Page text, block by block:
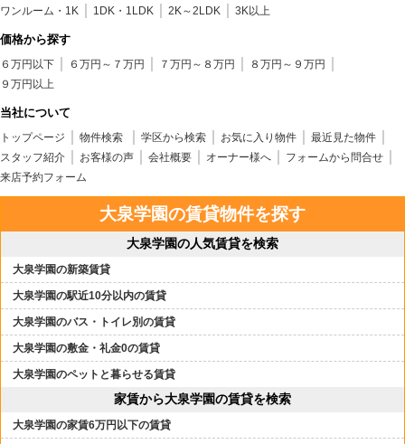
ワンルーム・1K 1DK・1LDK 2K～2LDK 3K以上
価格から探す
６万円以下 ６万円～７万円 ７万円～８万円
８万円～９万円
９万円以上
当社について
トップページ 物件検索 学区から検索 お気に入り物件
最近見た物件
スタッフ紹介
お客様の声 会社概要 オーナー様へ
フォームから問合せ
来店予約フォーム
大泉学園の賃貸物件を探す
大泉学園の人気賃貸を検索
大泉学園の新築賃貸
大泉学園の駅近10分以内の賃貸
大泉学園のバス・トイレ別の賃貸
大泉学園の敷金・礼金0の賃貸
大泉学園のペットと暮らせる賃貸
家賃から大泉学園の賃貸を検索
大泉学園の家賃6万円以下の賃貸